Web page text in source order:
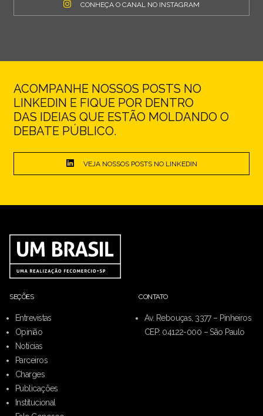
CONHEÇA O CANAL NO INSTAGRAM
ACOMPANHE NOSSOS POSTS NO
LINKEDIN E FIQUE POR DENTRO
DAS IDEIAS QUE ESTÃO MOLDANDO O
DEBATE PÚBLICO.
VEJA NOSSOS POSTS NO LINKEDIN
SEÇÕES
Entrevistas
Opinião
Notícias
Parceiros
Charges
Publicações
Institucional
CONTATO
Av. Rebouças, 3377 – Pinheiros
CEP: 04122-000 – São Paulo